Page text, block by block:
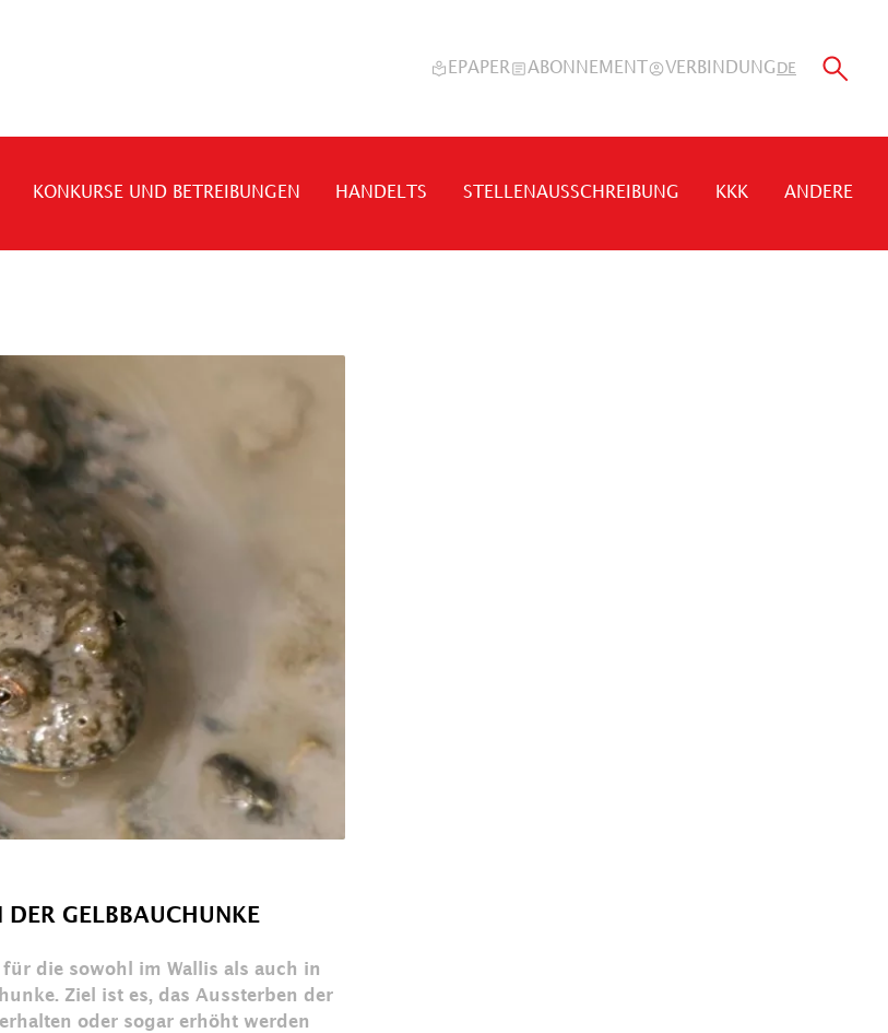
EPAPER ABONNEMENT VERBINDUNG DE
KONKURSE UND BETREIBUNGEN HANDELTS STELLENAUSSCHREIBUNG KKK ANDERE
DER GELBBAUCHUNKE
die sowohl im Wallis als auch in
Ziel ist es, das Aussterben der
oder sogar erhöht werden